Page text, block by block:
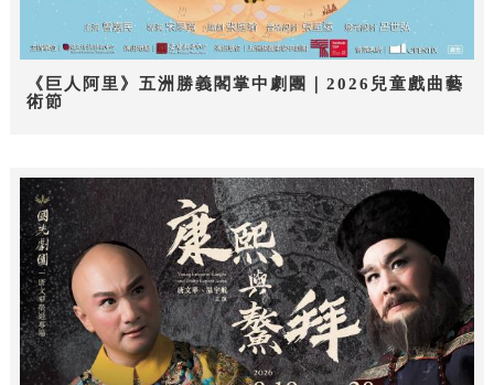
《巨人阿里》五洲勝義閣掌中劇團｜2026兒童戲曲藝
術節